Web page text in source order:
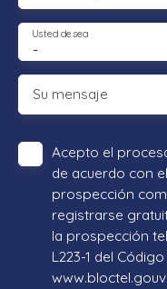
-
Usted desea
Su mensaje
Acepto el
de acuerdo con
prospección
registrarse
la prospección
L223-1 del